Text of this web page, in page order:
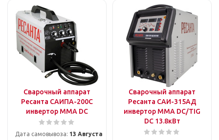
Сварочный аппарат
Ресанта САИПА-200C
инвертор ММА DC
Дата самовывоза: 13 Августа
Сварочный аппарат
Ресанта САИ-315АД
инвертор MMA DC/TIG
DC 13.8кВт